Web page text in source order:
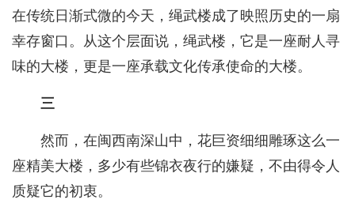
在传统日渐式微的今天，绳武楼成了映照历史的一扇
幸存窗口。从这个层面说，绳武楼，它是一座耐人寻
味的大楼，更是一座承载文化传承使命的大楼。
三
然而，在闽西南深山中，花巨资细细雕琢这么一
座精美大楼，多少有些锦衣夜行的嫌疑，不由得令人
质疑它的初衷。